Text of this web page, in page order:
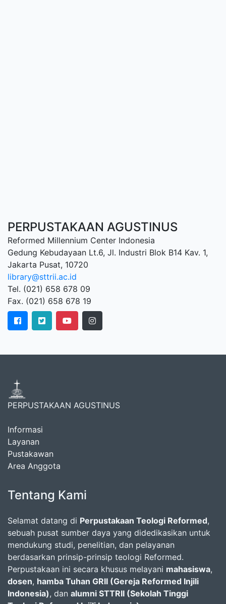
PERPUSTAKAAN AGUSTINUS
Reformed Millennium Center Indonesia
Gedung Kebudayaan Lt.6, Jl. Industri Blok B14 Kav. 1,
Jakarta Pusat, 10720
library@sttrii.ac.id
Tel. (021) 658 678 09
Fax. (021) 658 678 19
PERPUSTAKAAN AGUSTINUS
Informasi
Layanan
Pustakawan
Area Anggota
Tentang Kami
Selamat datang di Perpustakaan Teologi Reformed,
sebuah pusat sumber daya yang didedikasikan untuk
mendukung studi, penelitian, dan pelayanan
berdasarkan prinsip-prinsip teologi Reformed.
Perpustakaan ini secara khusus melayani mahasiswa,
dosen, hamba Tuhan GRII (Gereja Reformed Injili
Indonesia), dan alumni STTRII (Sekolah Tinggi